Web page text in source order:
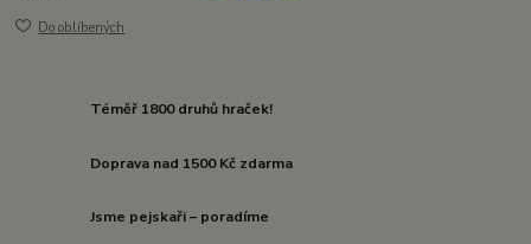
Do oblíbených
Téměř 1800 druhů hraček!
Doprava nad 1500 Kč zdarma
Jsme pejskaři – poradíme